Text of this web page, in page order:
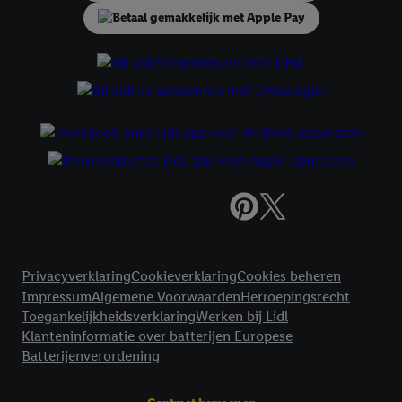
PrivacyverklaringCookieverklaringCookies beheren
ImpressumAlgemene VoorwaardenHerroepingsrecht
ToegankelijkheidsverklaringWerken bij Lidl
Klanteninformatie over batterijen Europese
Batterijenverordening
voor alle bovengenoemde doeleinden. Meer informatie,
inclusief over de opslagperiode van de gegevens en je recht om
jouw toestemming op elk gewenst moment in te trekken, vind je
privacyverklaring
website hier.Klikhier voor meer informatie over de cookies die